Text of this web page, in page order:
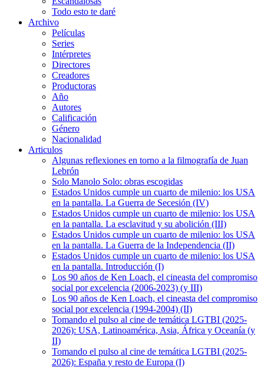
Todo esto te daré
Archivo
Películas
Series
Intérpretes
Directores
Creadores
Productoras
Año
Autores
Calificación
Género
Nacionalidad
Articulos
Algunas reflexiones en torno a la filmografía de Juan
Lebrón
Solo Manolo Solo: obras escogidas
Estados Unidos cumple un cuarto de milenio: los USA
en la pantalla. La Guerra de Secesión (IV)
Estados Unidos cumple un cuarto de milenio: los USA
en la pantalla. La esclavitud y su abolición (III)
Estados Unidos cumple un cuarto de milenio: los USA
en la pantalla. La Guerra de la Independencia (II)
Estados Unidos cumple un cuarto de milenio: los USA
en la pantalla. Introducción (I)
Los 90 años de Ken Loach, el cineasta del compromiso
social por excelencia (2006-2023) (y III)
Los 90 años de Ken Loach, el cineasta del compromiso
social por excelencia (1994-2004) (II)
Tomando el pulso al cine de temática LGTBI (2025-
2026): USA, Latinoamérica, Asia, África y Oceanía (y
II)
Tomando el pulso al cine de temática LGTBI (2025-
2026): España y resto de Europa (I)